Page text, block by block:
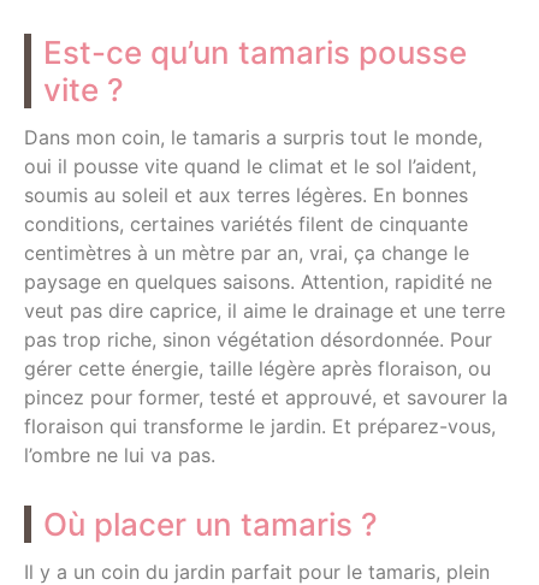
Est-ce qu’un tamaris pousse
vite ?
Dans mon coin, le tamaris a surpris tout le monde,
oui il pousse vite quand le climat et le sol l’aident,
soumis au soleil et aux terres légères. En bonnes
conditions, certaines variétés filent de cinquante
centimètres à un mètre par an, vrai, ça change le
paysage en quelques saisons. Attention, rapidité ne
veut pas dire caprice, il aime le drainage et une terre
pas trop riche, sinon végétation désordonnée. Pour
gérer cette énergie, taille légère après floraison, ou
pincez pour former, testé et approuvé, et savourer la
floraison qui transforme le jardin. Et préparez-vous,
l’ombre ne lui va pas.
Où placer un tamaris ?
Il y a un coin du jardin parfait pour le tamaris, plein